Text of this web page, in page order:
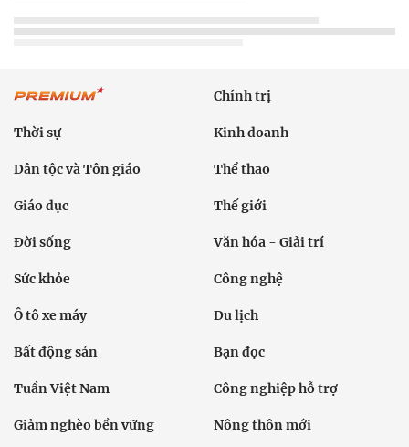
Chính trị
Thời sự Kinh doanh
Dân tộc và Tôn giáo Thể thao
Giáo dục Thế giới
Đời sống Văn hóa - Giải trí
Sức khỏe Công nghệ
Ô tô xe máy Du lịch
Bất động sản Bạn đọc
Tuần Việt Nam Công nghiệp hỗ trợ
Giảm nghèo bền vững Nông thôn mới